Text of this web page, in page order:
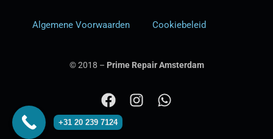
Algemene Voorwaarden Cookiebeleid
© 2018 – Prime Repair Amsterdam
F
a
c
I W
+31 20 239 7124